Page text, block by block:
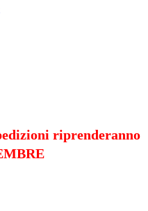
riprenderanno